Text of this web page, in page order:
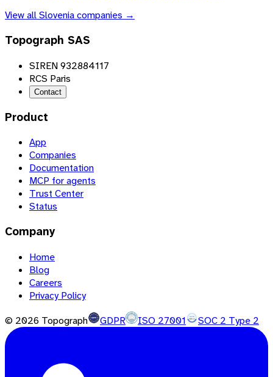
View allSloveniacompanies →
Topograph SAS
SIREN 932884117
RCS Paris
Contact
Product
App
Companies
Documentation
MCP for agents
Trust Center
Status
Company
Home
Blog
Careers
Privacy Policy
© 2026 Topograph GDPR ISO 27001 SOC 2 Type 2